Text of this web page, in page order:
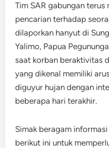
Tim SAR gabungan terus
pencarian terhadap
dilaporkan hanyut di
Yalimo, Papua
saat korban beraktivitas
yang dikenal memiliki
diguyur hujan dengan
beberapa hari terakhir.
Simak beragam
berikut ini untuk